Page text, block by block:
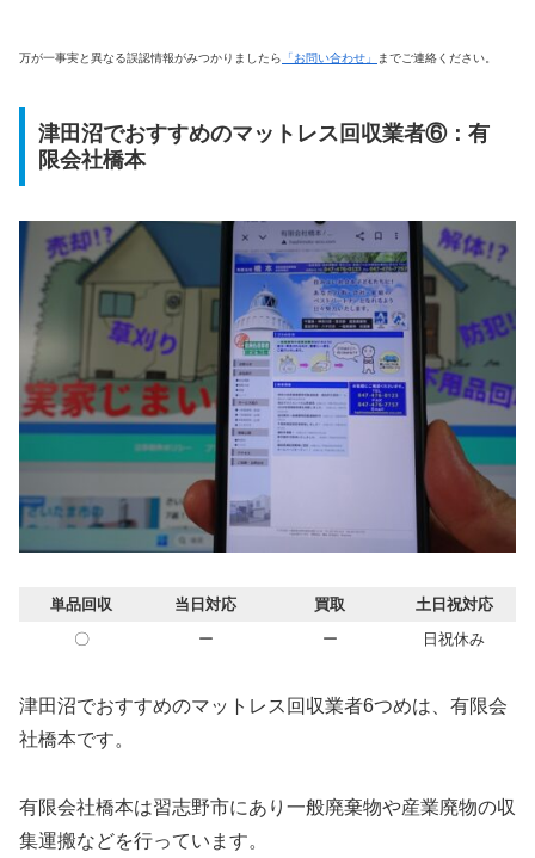
万が一事実と異なる誤認情報がみつかりましたら 「お問い合わせ」 までご連絡ください。
津田沼でおすすめのマットレス回収業者⑥：有
限会社橋本
単品回収 当日対応 買取
土日祝対応
〇
ー ー 日祝休み
津田沼でおすすめのマットレス回収業者6つめは、有限会
社橋本です。
有限会社橋本は習志野市にあり一般廃棄物や産業廃物の収
集運搬などを行っています。